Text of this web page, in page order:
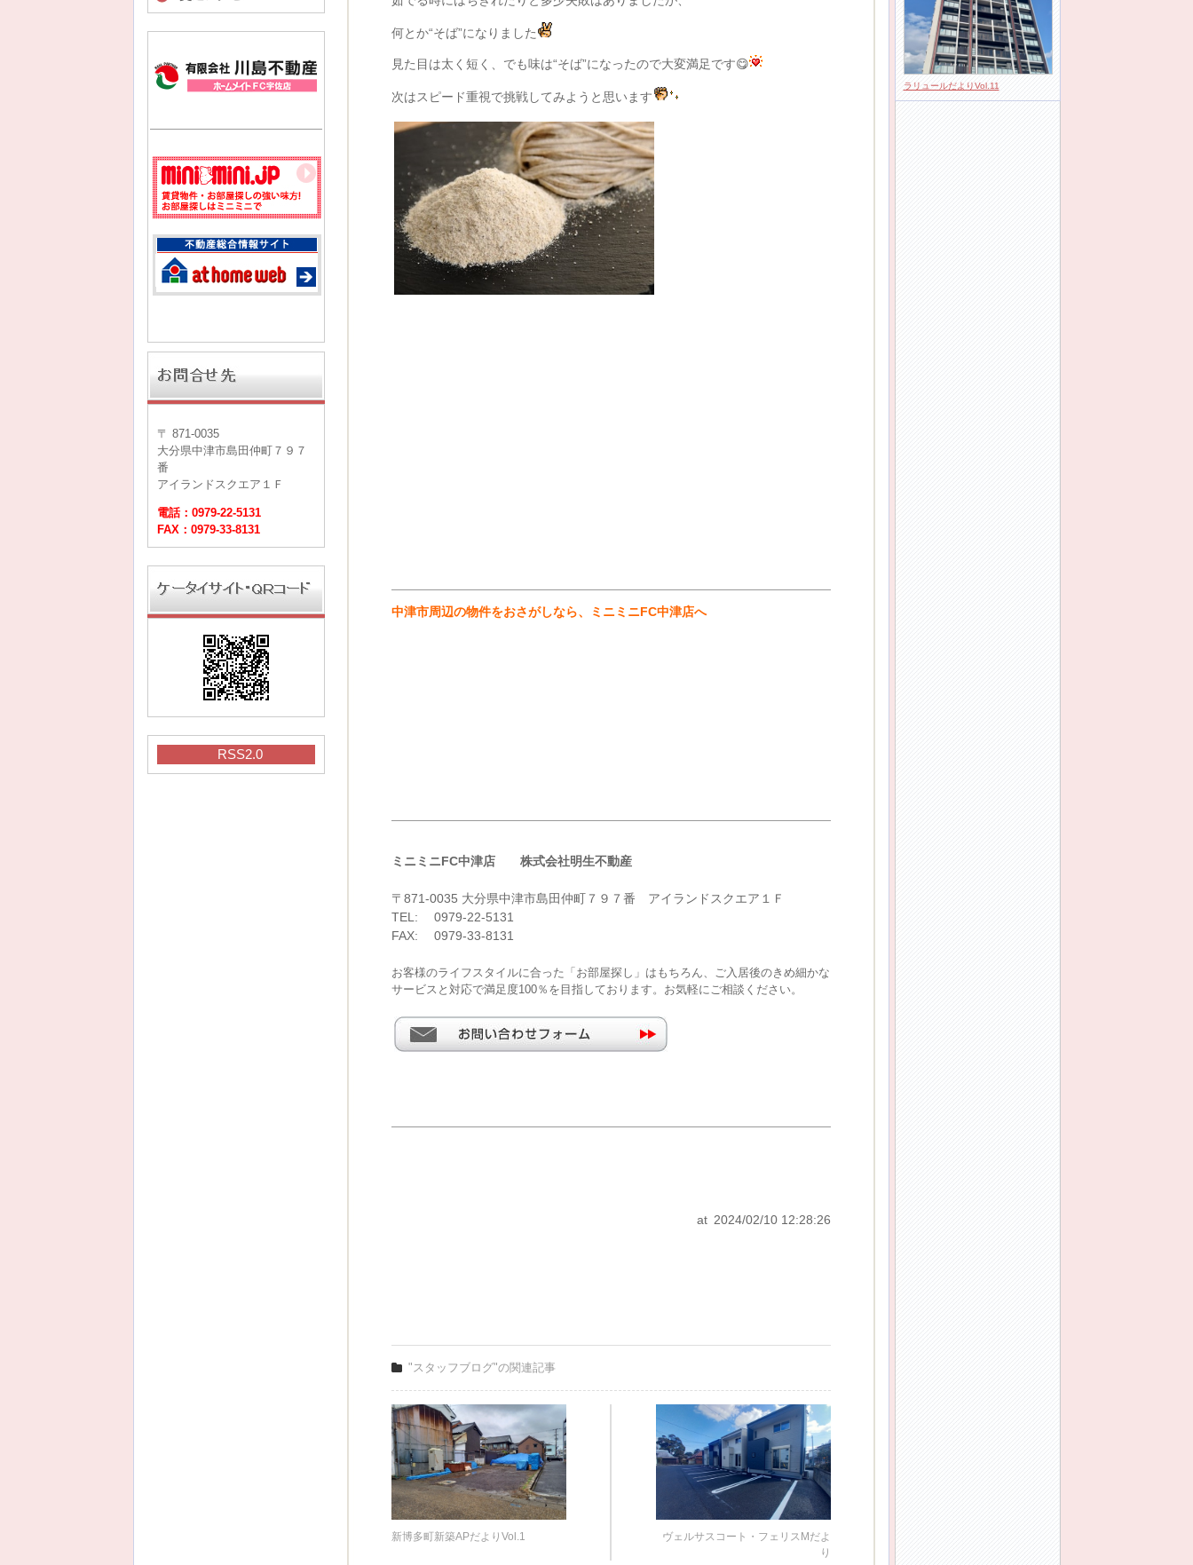
〒 871-0035
大分県中津市島田仲町７９７
番
アイランドスクエア１Ｆ
電話：0979-22-5131
FAX：0979-33-8131
RSS2.0
何とか“そば”になりました
見た目は太く短く、でも味は“そば”になったので大変満足です😋
次はスピード重視で挑戦してみようと思います
中津市周辺の物件をおさがしなら、ミニミニFC中津店へ
ミニミニFC中津店 株式会社明生不動産
〒871-0035 大分県中津市島田仲町７９７番 アイランドスクエア１Ｆ
TEL: 0979-22-5131
FAX: 0979-33-8131
お客様のライフスタイルに合った「お部屋探し」はもちろん、ご入居後のきめ細かな
サービスと対応で満足度100％を目指しております。お気軽にご相談ください。
at 2024/02/10 12:28:26
"スタッフブログ"の関連記事
新博多町新築APだよりVol.1
ヴェルサスコート・フェリスMだよ
り
ラリュールだよりVol.11